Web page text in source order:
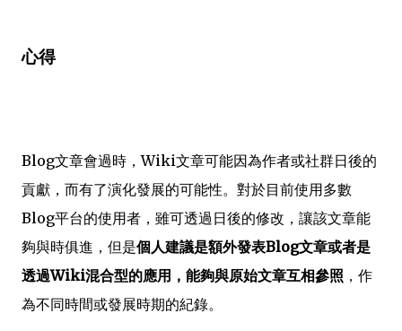
心得
Blog文章會過時，Wiki文章可能因為作者或社群日後的
貢獻，而有了演化發展的可能性。對於目前使用多數
Blog平台的使用者，雖可透過日後的修改，讓該文章能
夠與時俱進，但是個人建議是額外發表Blog文章或者是
透過Wiki混合型的應用，能夠與原始文章互相參照 ，作
為不同時間或發展時期的紀錄。